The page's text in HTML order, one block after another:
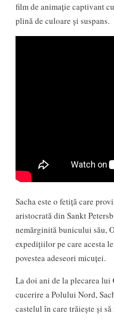
film de animație captivant
plină de culoare și suspans.
Sacha este o fetiță care
aristocrată din Sankt
nemărginită bunicului său,
expedițiilor pe care acesta
povestea adeseori micuței.
La doi ani de la plecarea
cucerire a Polului Nord,
castelul în care trăiește și